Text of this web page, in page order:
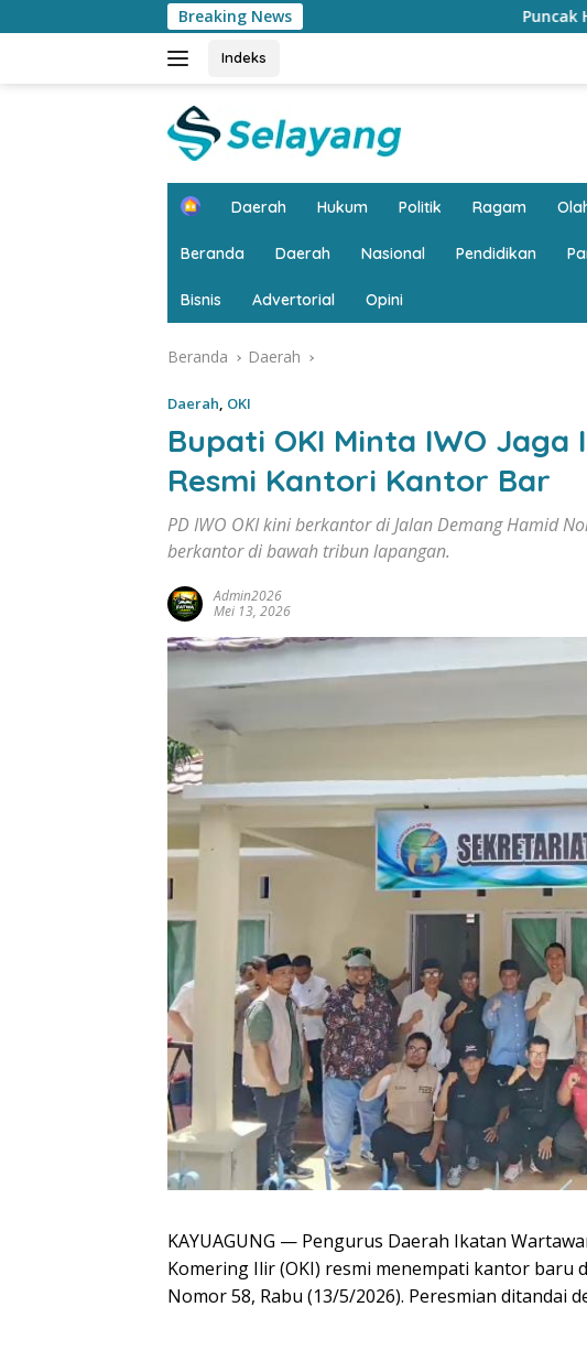
ke
Breaking News Puncak HIM Jambi 2026 :
Indeks
H
e
Daerah Hukum Politik Ragam
Beranda Daerah Nasional Pendidikan
Bisnis Advertorial Opini
Beranda Daerah
Daerah, OKI
Bupati OKI Minta IWO Jaga
Resmi Kantori Kantor Bar
PD IWO OKI kini berkantor di Jalan Demang Hamid
berkantor di bawah tribun lapangan.
Admin2026
Mei 13, 2026
KAYUAGUNG — Pengurus Daerah Ikatan
Komering Ilir (OKI) resmi menempati kantor baru
Nomor 58, Rabu (13/5/2026). Peresmian ditandai